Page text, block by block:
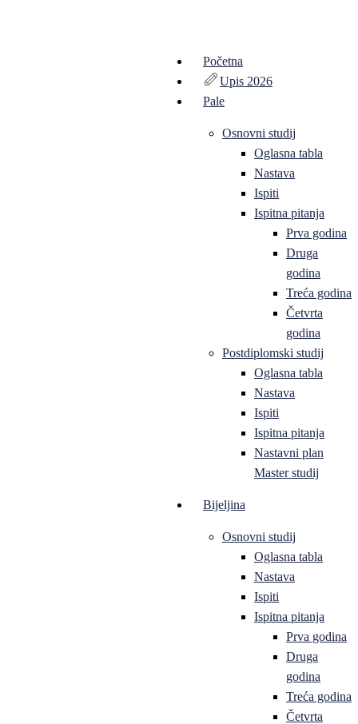
Početna
Upis 2026
Pale
Osnovni studij
Oglasna tabla
Nastava
Ispiti
Ispitna pitanja
Prva godina
Druga
godina
Treća godina
Četvrta
godina
Postdiplomski studij
Oglasna tabla
Nastava
Ispiti
Ispitna pitanja
Nastavni plan
Master studij
Bijeljina
Osnovni studij
Oglasna tabla
Nastava
Ispiti
Ispitna pitanja
Prva godina
Druga
godina
Treća godina
Četvrta